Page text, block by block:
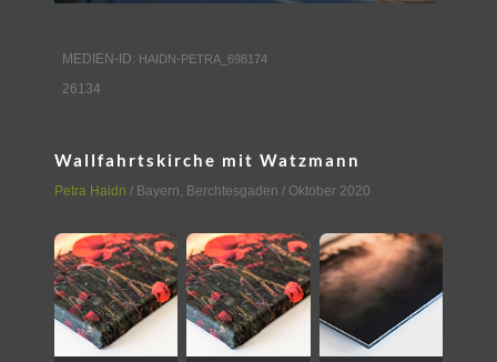
MEDIEN-ID: HAIDN-PETRA_698174
26134
Wallfahrtskirche mit Watzmann
Petra Haidn / Bayern, Berchtesgaden / Oktober 2020